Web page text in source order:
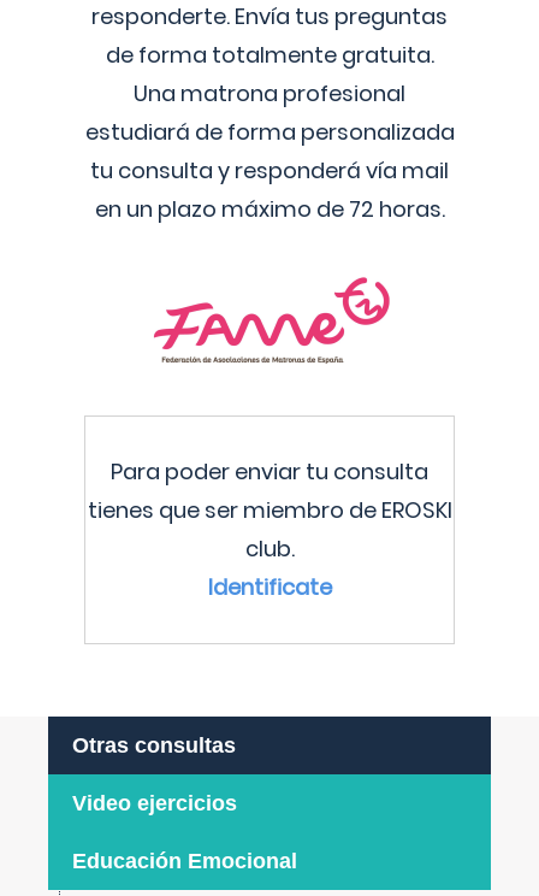
responderte. Envía tus preguntas
de forma totalmente gratuita.
Una matrona profesional
estudiará de forma personalizada
tu consulta y responderá vía mail
en un plazo máximo de 72 horas.
Para poder enviar tu consulta
tienes que ser miembro de EROSKI
club.
Identificate
Otras consultas
Video ejercicios
Educación Emocional